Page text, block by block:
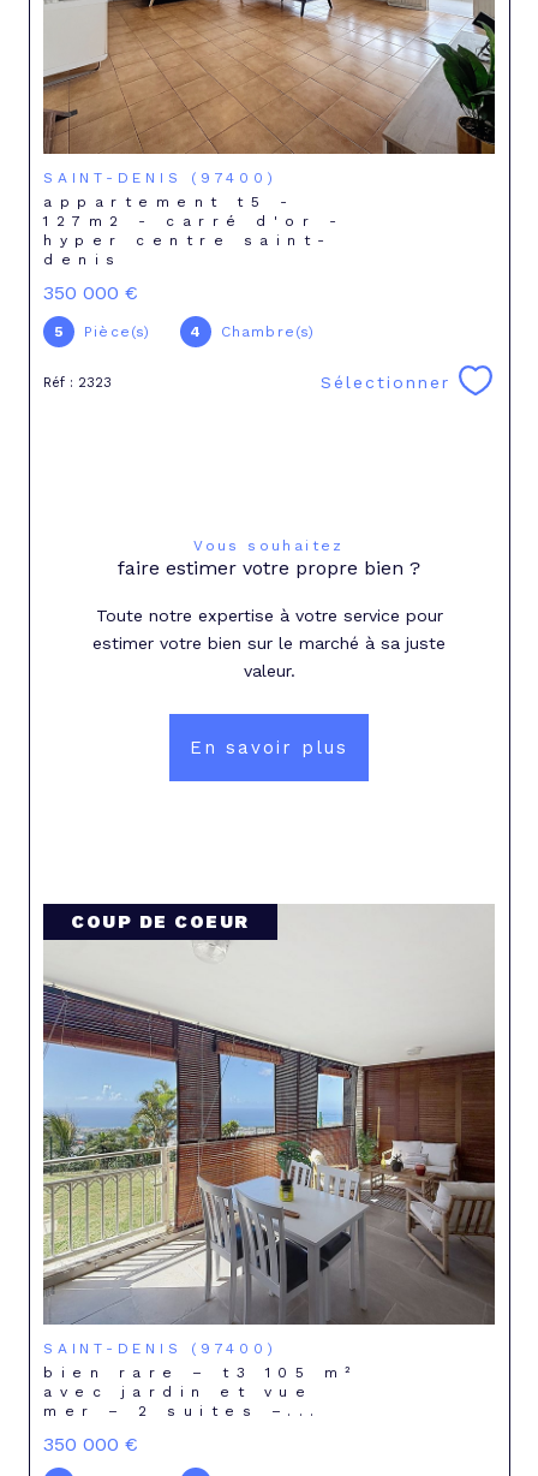
SAINT-DENIS (97400)
appartement t5 -
127m2 - carré d'or -
hyper centre saint-
denis
350 000 €
5 Pièce(s) 4 Chambre(s)
Réf : 2323 Sélectionner
Vous souhaitez
faire estimer votre propre bien ?
Toute notre expertise à votre service pour
estimer votre bien sur le marché à sa juste
valeur.
En savoir plus
COUP DE COEUR
SAINT-DENIS (97400)
bien rare – t3 105 m²
avec jardin et vue
mer – 2 suites –...
350 000 €